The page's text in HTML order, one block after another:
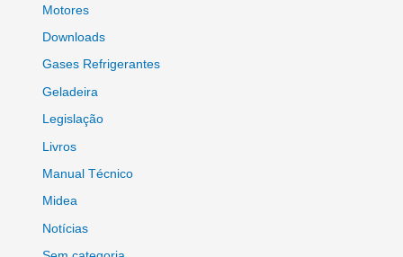
Motores
Downloads
Gases Refrigerantes
Geladeira
Legislação
Livros
Manual Técnico
Midea
Notícias